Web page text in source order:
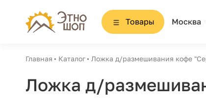
Товары Москва
Главная Каталог Ложка д/размешивания кофе
Ложка д/